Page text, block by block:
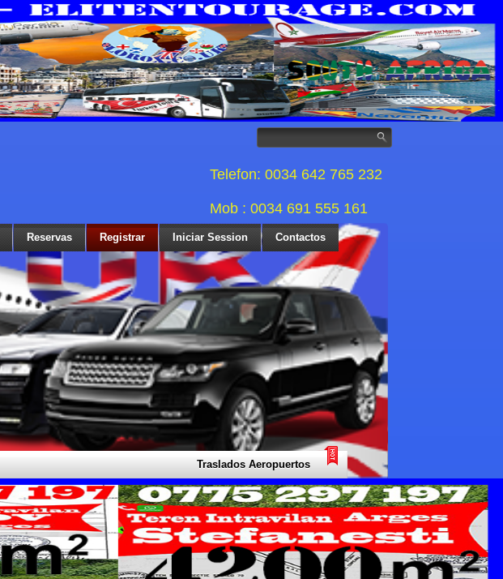
Telefon: 0034 642 765 232
Mob : 0034 691 555 161
Traslados Aeropuertos Taxi - Su experto local para todo tipo de
Reservas Registrar Iniciar Session Contactos